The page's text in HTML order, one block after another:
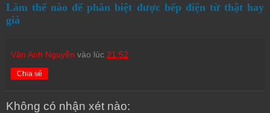
Làm thế nào để phân biệt được bếp điện từ thật hay
giả
Vân Anh Nguyễn vào lúc 21:52
Chia sẻ
Không có nhận xét nào: